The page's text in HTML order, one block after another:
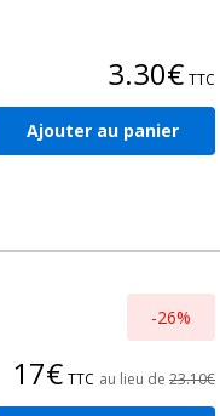
3.30€ TTC
Ajouter au panier
-26%
17€ TTC au lieu de 23.10€